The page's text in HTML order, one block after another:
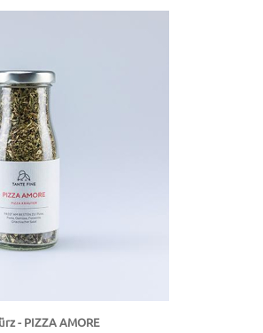
- PIZZA AMORE